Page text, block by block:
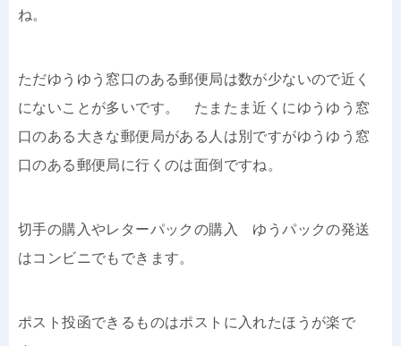
ね。
ただゆうゆう窓口のある郵便局は数が少ないので近く
にないことが多いです。 たまたま近くにゆうゆう窓
口のある大きな郵便局がある人は別ですがゆうゆう窓
口のある郵便局に行くのは面倒ですね。
切手の購入やレターパックの購入 ゆうパックの発送
はコンビニでもできます。
ポスト投函できるものはポストに入れたほうが楽で